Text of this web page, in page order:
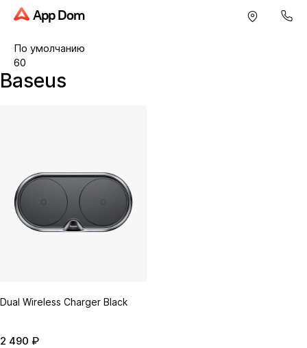
App Dom
Baseus
Dual Wireless Charger Black
2 490 ₽